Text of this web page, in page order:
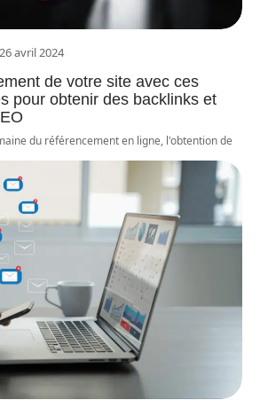
26 avril 2024
de votre site avec ces
pour obtenir des backlinks et
du référencement en ligne, l'obtention de